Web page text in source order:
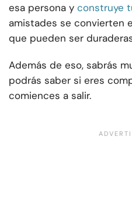
esa persona y construye
amistades se convierten
que pueden ser
Además de eso, sabrás
podrás saber si eres
comiences a salir.